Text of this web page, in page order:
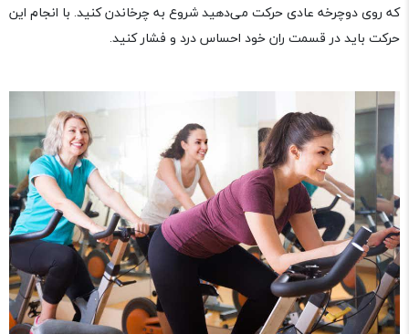
که روی دوچرخه عادی حرکت می‌دهید شروع به چرخاندن کنید. با انجام این
حرکت باید در قسمت ران خود احساس درد و فشار کنید.